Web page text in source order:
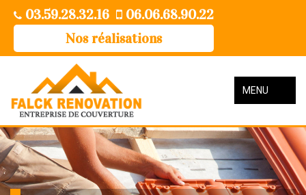
03.59.28.32.16
06.06.68.90.22
Nos réalisations
MENU